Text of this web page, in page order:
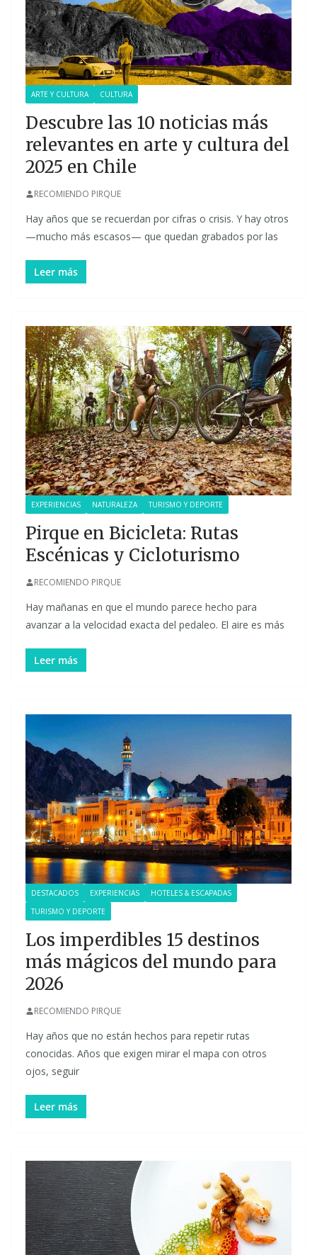
ARTE Y CULTURA CULTURA
Descubre las 10 noticias más
relevantes en arte y cultura del
2025 en Chile
RECOMIENDO PIRQUE
Hay años que se recuerdan por cifras o crisis. Y hay otros
—mucho más escasos— que quedan grabados por las
Leer más
EXPERIENCIAS NATURALEZA TURISMO Y DEPORTE
Pirque en Bicicleta: Rutas
Escénicas y Cicloturismo
RECOMIENDO PIRQUE
Hay mañanas en que el mundo parece hecho para
avanzar a la velocidad exacta del pedaleo. El aire es más
Leer más
DESTACADOS EXPERIENCIAS
HOTELES & ESCAPADAS
TURISMO Y DEPORTE
Los imperdibles 15 destinos
más mágicos del mundo para
2026
RECOMIENDO PIRQUE
Hay años que no están hechos para repetir rutas
conocidas. Años que exigen mirar el mapa con otros
ojos, seguir
Leer más